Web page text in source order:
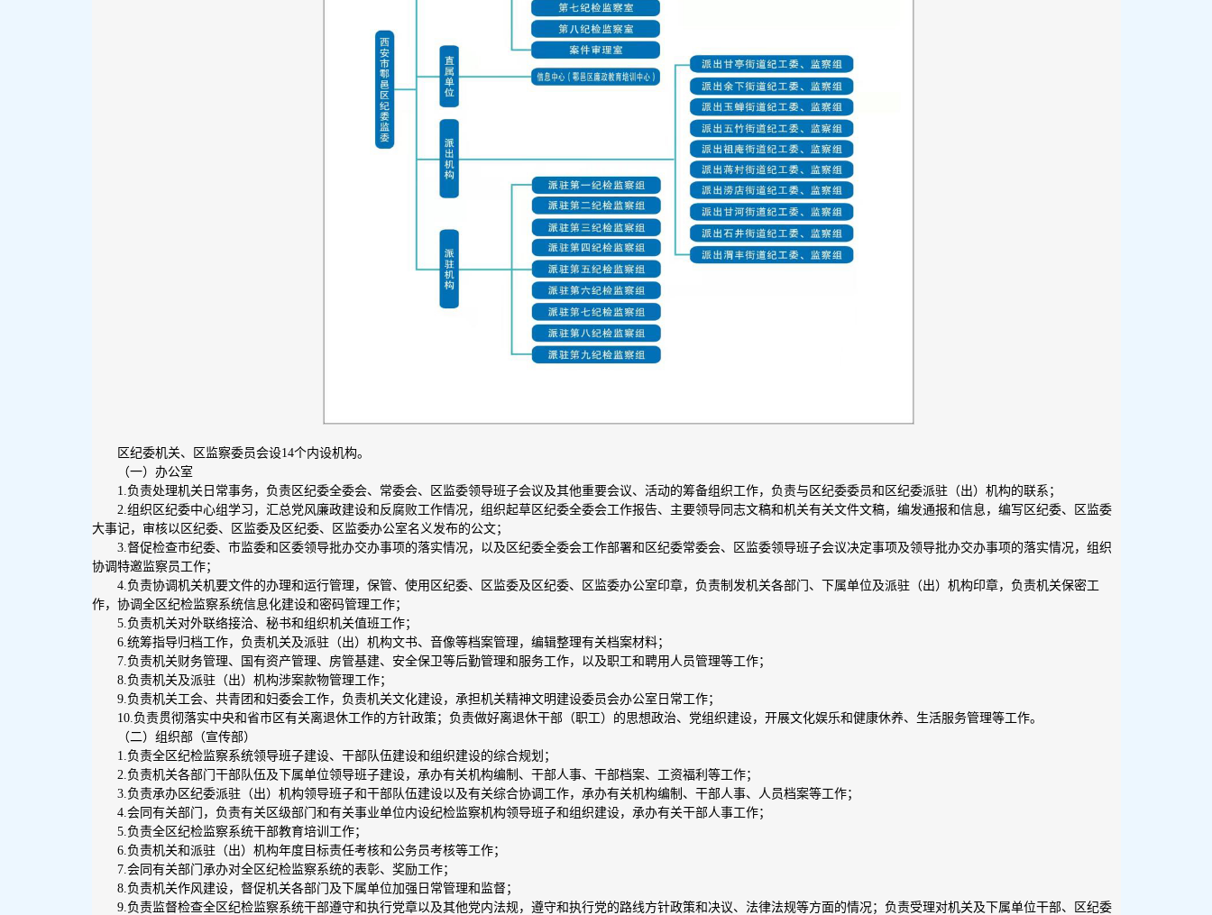
区纪委机关、区监察委员会设14个内设机构。
（一）办公室
1.负责处理机关日常事务，负责区纪委全委会、常委会、区监委领导班子会议及其他重要会议、活动的筹备组织工作，负责与区纪委委员和区纪委派驻（出）机构的联系；
2.组织区纪委中心组学习，汇总党风廉政建设和反腐败工作情况，组织起草区纪委全委会工作报告、主要领导同志文稿和机关有关文件文稿，编发通报和信息，编写区纪委、区监委
大事记，审核以区纪委、区监委及区纪委、区监委办公室名义发布的公文；
3.督促检查市纪委、市监委和区委领导批办交办事项的落实情况，以及区纪委全委会工作部署和区纪委常委会、区监委领导班子会议决定事项及领导批办交办事项的落实情况，组织
协调特邀监察员工作；
4.负责协调机关机要文件的办理和运行管理，保管、使用区纪委、区监委及区纪委、区监委办公室印章，负责制发机关各部门、下属单位及派驻（出）机构印章，负责机关保密工
作，协调全区纪检监察系统信息化建设和密码管理工作；
5.负责机关对外联络接洽、秘书和组织机关值班工作；
6.统筹指导归档工作，负责机关及派驻（出）机构文书、音像等档案管理，编辑整理有关档案材料；
7.负责机关财务管理、国有资产管理、房管基建、安全保卫等后勤管理和服务工作，以及职工和聘用人员管理等工作；
8.负责机关及派驻（出）机构涉案款物管理工作；
9.负责机关工会、共青团和妇委会工作，负责机关文化建设，承担机关精神文明建设委员会办公室日常工作；
10.负责贯彻落实中央和省市区有关离退休工作的方针政策；负责做好离退休干部（职工）的思想政治、党组织建设，开展文化娱乐和健康休养、生活服务管理等工作。
（二）组织部（宣传部）
1.负责全区纪检监察系统领导班子建设、干部队伍建设和组织建设的综合规划；
2.负责机关各部门干部队伍及下属单位领导班子建设，承办有关机构编制、干部人事、干部档案、工资福利等工作；
3.负责承办区纪委派驻（出）机构领导班子和干部队伍建设以及有关综合协调工作，承办有关机构编制、干部人事、人员档案等工作；
4.会同有关部门，负责有关区级部门和有关事业单位内设纪检监察机构领导班子和组织建设，承办有关干部人事工作；
5.负责全区纪检监察系统干部教育培训工作；
6.负责机关和派驻（出）机构年度目标责任考核和公务员考核等工作；
7.会同有关部门承办对全区纪检监察系统的表彰、奖励工作；
8.负责机关作风建设，督促机关各部门及下属单位加强日常管理和监督；
9.负责监督检查全区纪检监察系统干部遵守和执行党章以及其他党内法规，遵守和执行党的路线方针政策和决议、法律法规等方面的情况；负责受理对机关及下属单位干部、区纪委